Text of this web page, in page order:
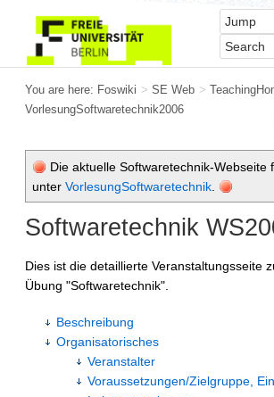
You are here: Foswiki > SE Web >
VorlesungSoftwaretechnik2006
Die aktuelle Softwaretechnik-Webseite
unter VorlesungSoftwaretechnik.
Softwaretechnik
Dies ist die detaillierte Veranstaltungsseite
Übung "Softwaretechnik".
Beschreibung
Organisatorisches
Veranstalter
Voraussetzungen/Zielgruppe,